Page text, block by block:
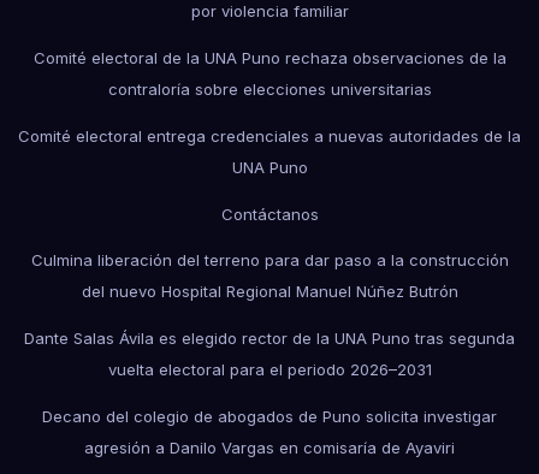
por violencia familiar
Comité electoral de la UNA Puno rechaza observaciones de la
contraloría sobre elecciones universitarias
Comité electoral entrega credenciales a nuevas autoridades de la
UNA Puno
Contáctanos
Culmina liberación del terreno para dar paso a la construcción
del nuevo Hospital Regional Manuel Núñez Butrón
Dante Salas Ávila es elegido rector de la UNA Puno tras segunda
vuelta electoral para el periodo 2026–2031
Decano del colegio de abogados de Puno solicita investigar
agresión a Danilo Vargas en comisaría de Ayaviri